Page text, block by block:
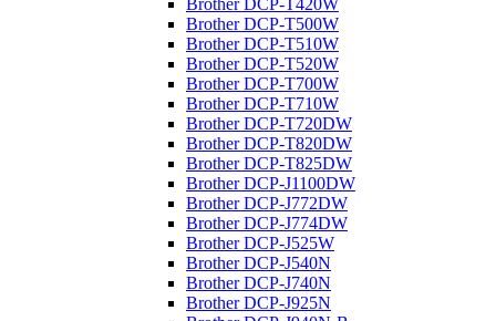
Brother DCP-T500W
Brother DCP-T510W
Brother DCP-T520W
Brother DCP-T700W
Brother DCP-T710W
Brother DCP-T720DW
Brother DCP-T820DW
Brother DCP-T825DW
Brother DCP-J1100DW
Brother DCP-J772DW
Brother DCP-J774DW
Brother DCP-J525W
Brother DCP-J540N
Brother DCP-J740N
Brother DCP-J925N